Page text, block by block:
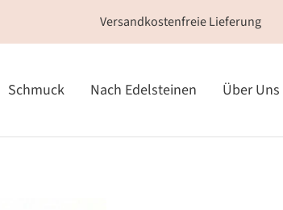
Versandkostenfreie Lieferung
Schmuck Nach Edelsteinen Über Uns